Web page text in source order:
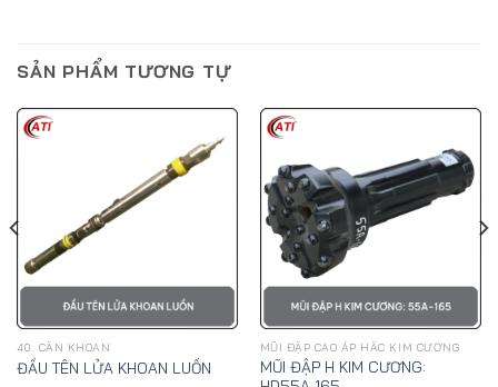
SẢN PHẨM TƯƠNG TỰ
40. CẦN KHOAN
ĐẦU TÊN LỬA KHOAN LUỒN
MŨI ĐẬP CAO ÁP HẮC KIM CƯƠNG
MŨI ĐẬP H KIM CƯƠNG: